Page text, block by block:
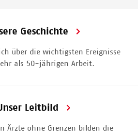
Geschichte
über die wichtigsten Ereignisse
als 50-jährigen Arbeit.
Leitbild
Ärzte ohne Grenzen bilden die